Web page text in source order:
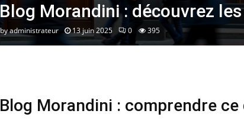
Blog Morandini : découvrez
byadministrateur 13 juin 2025 0 395
Blog Morandini : comprendre